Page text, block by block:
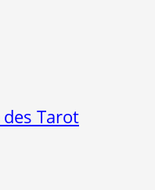
Tarot